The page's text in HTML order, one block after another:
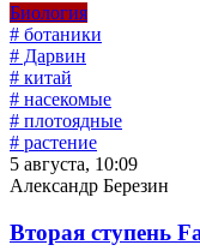
Биология
# ботаники
# Дарвин
# китай
# насекомые
# плотоядные
# растение
5 августа, 10:09
Александр Березин
Вторая ступень